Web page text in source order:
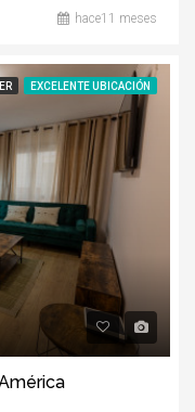
hace11 meses
EXCELENTE UBICACIÓN